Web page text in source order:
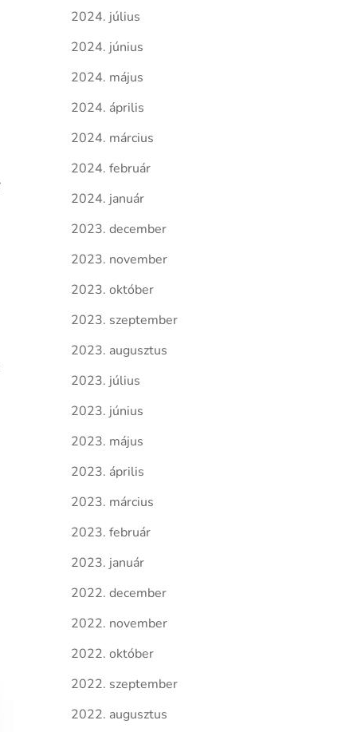
2024. július
2024. június
2024. május
2024. április
2024. március
2024. február
2024. január
2023. december
2023. november
2023. október
2023. szeptember
2023. augusztus
2023. július
2023. június
2023. május
2023. április
2023. március
2023. február
2023. január
2022. december
2022. november
2022. október
2022. szeptember
2022. augusztus